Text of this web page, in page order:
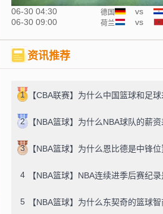
06-30 04:30 德国 vs
06-30 09:00 荷兰 vs
资讯推荐
1 【CBA联赛】为什么中国篮球和足
2 【NBA篮球】为什么NBA球队的薪
3 【NBA篮球】为什么恩比德是中锋
4 【NBA篮球】NBA连续进季后赛纪
5 【NBA篮球】为什么东契奇的篮球